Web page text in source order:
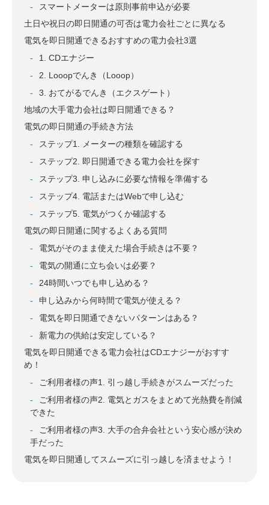
スマートメーターは原則事前申込が必要
土日や祝日の即日開通の可否は電力会社ごとに異なる
電気を即日開通できるおすすめの電力会社3選
1. CDエナジー
2. Looopでんき（Looop）
3. おてがるでんき（エクスゲート）
地域の大手電力会社は即日開通できる？
電気の即日開通の手続き方法
ステップ1. メーターの種類を確認する
ステップ2. 即日開通できる電力会社を探す
ステップ3. 申し込みに必要な情報を準備する
ステップ4. 電話またはWebで申し込む
ステップ5. 電気がつくか確認する
電気の即日開通に関するよくある質問
電気がそのまま使えた場合手続きは不要？
電気の開通に立ち会いは必要？
24時間いつでも申し込める？
申し込みから何時間で電気が使える？
電気を即日開通できないパターンはある？
新電力の供給は安定している？
電気を即日開通できる電力会社はCDエナジーがおすす
め！
ご利用者様の声1. 引っ越し手続きがスムーズだった
ご利用者様の声2. 電気とガスをまとめて光熱費を削減
できた
ご利用者様の声3. 大手の合弁会社という安心感が決め
手だった
電気を即日開通してスムーズに引っ越しを済ませよう！